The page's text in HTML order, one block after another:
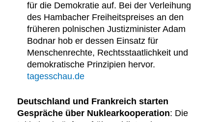
für die Demokratie auf. Bei der Verleihung
des Hambacher Freiheitspreises an den
früheren polnischen Justizminister Adam
Bodnar hob er dessen Einsatz für
Menschenrechte, Rechtsstaatlichkeit und
demokratische Prinzipien hervor.
tagesschau.de
Deutschland und Frankreich starten
Gespräche über Nuklearkooperation: Die